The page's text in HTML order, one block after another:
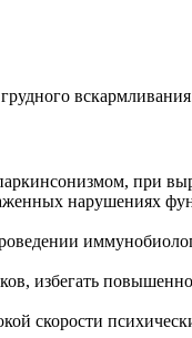
при
нарушениях
избегать
скорости